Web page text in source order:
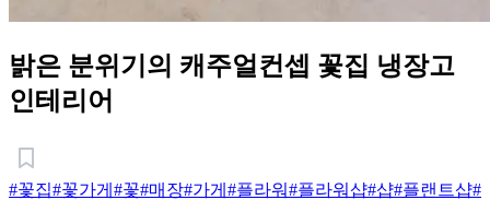
밝은 분위기의 캐주얼컨셉 꽃집 냉장고
인테리어
#꽃집#꽃가게 #꽃#매장#가게 #플라워#플라워샵#샵#플랜트샵#